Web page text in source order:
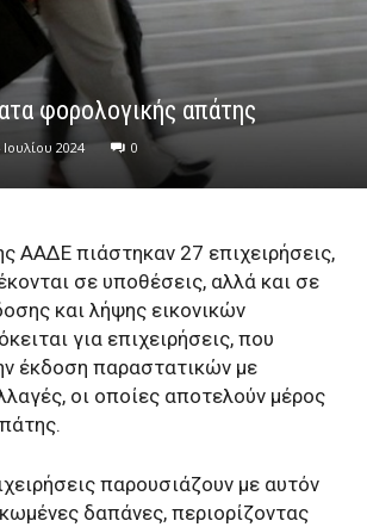
φορολογικής απάτης
Ιουλίου 2024 0
ΑΑΔΕ πιάστηκαν 27 επιχειρήσεις,
σε υποθέσεις, αλλά και σε
και λήψης εικονικών
για επιχειρήσεις, που
έκδοση παραστατικών με
οι οποίες αποτελούν μέρος
παρουσιάζουν με αυτόν
δαπάνες, περιορίζοντας